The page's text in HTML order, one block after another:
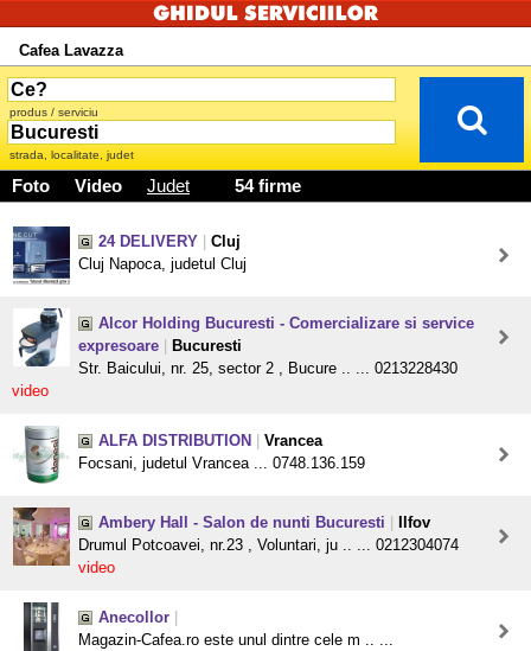
Cafea Lavazza
produs / serviciu
strada, localitate, judet
Foto Video Judet 54 firme
24 DELIVERY
Cluj
Cluj Napoca, judetul Cluj
Alcor Holding Bucuresti - Comercializare si service
expresoare
Bucuresti
Str. Baicului, nr. 25, sector 2 , Bucure .. ... 0213228430
video
ALFA DISTRIBUTION
Vrancea
Focsani, judetul Vrancea ... 0748.136.159
Ambery Hall - Salon de nunti Bucuresti
Ilfov
Drumul Potcoavei, nr.23 , Voluntari, ju .. ... 0212304074
video
Anecollor
Magazin-Cafea.ro este unul dintre cele m .. ...